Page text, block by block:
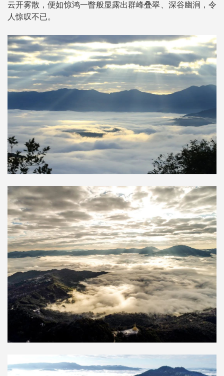
云开雾散，便如惊鸿一瞥般显露出群峰叠翠、深谷幽涧，令
人惊叹不已。